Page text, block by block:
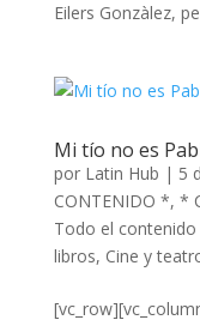
Eilers Gonzàlez,
Mi tío no es
por Latin Hub | 5
CONTENIDO *, *
Todo el
libros, Cine y